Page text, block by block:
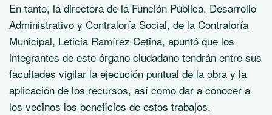
En tanto, la directora de la Función Pública, Desarrollo
Administrativo y Contraloría Social, de la Contraloría
Municipal, Leticia Ramírez Cetina, apuntó que los
integrantes de este órgano ciudadano tendrán entre sus
facultades vigilar la ejecución puntual de la obra y la
aplicación de los recursos, así como dar a conocer a
los vecinos los beneficios de estos trabajos.